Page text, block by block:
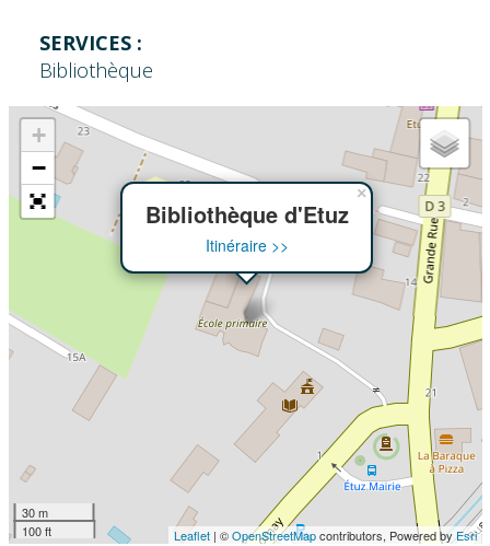
SERVICES :
Bibliothèque
Bibliothèque d'Etuz
Itinéraire >>
×
+
−
30 m
100 ft
Leaflet| ©OpenStreetMapcontributors, Powered byEsri